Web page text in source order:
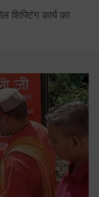
शिफ्टिंग कार्य का